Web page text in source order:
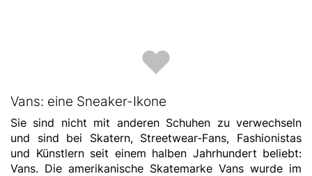
Vans: eine Sneaker-Ikone
Sie sind nicht mit anderen Schuhen zu verwechseln
und sind bei Skatern, Streetwear-Fans, Fashionistas
und Künstlern seit einem halben Jahrhundert beliebt:
Vans. Die amerikanische Skatemarke Vans wurde im